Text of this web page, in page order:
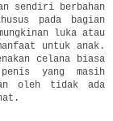
sendiri berbahan
pada bagian
luka atau
untuk anak.
celana biasa
yang masih
oleh tidak ada